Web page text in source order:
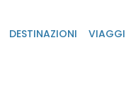
DESTINAZIONI VIAGGI